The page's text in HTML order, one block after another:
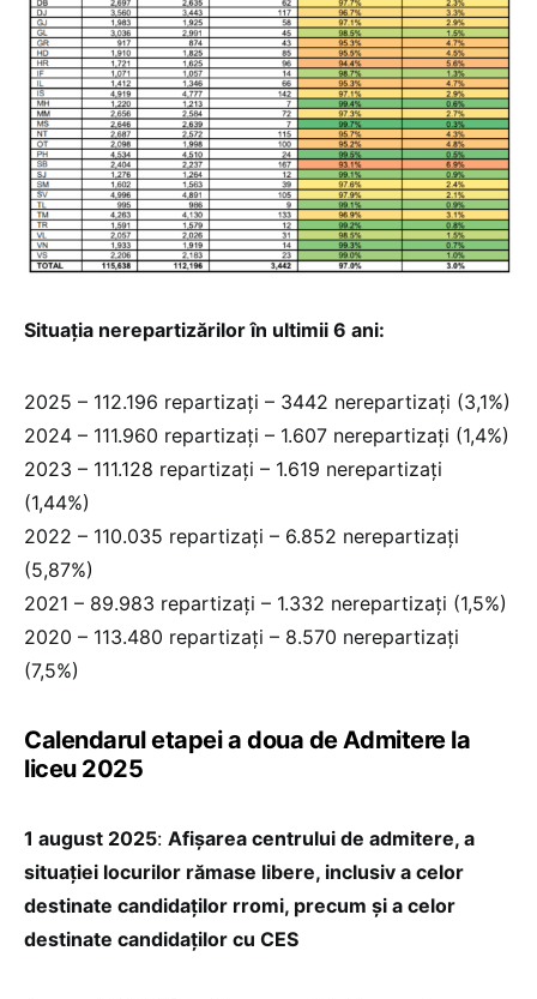
Situația nerepartizărilor în ultimii 6 ani:
2025 – 112.196 repartizați – 3442 nerepartizați (3,1%)
2024 – 111.960 repartizați – 1.607 nerepartizați (1,4%)
2023 – 111.128 repartizați – 1.619 nerepartizați
(1,44%)
2022 – 110.035 repartizați – 6.852 nerepartizați
(5,87%)
2021 – 89.983 repartizați – 1.332 nerepartizați (1,5%)
2020 – 113.480 repartizați – 8.570 nerepartizați
(7,5%)
Calendarul etapei a doua de Admitere la
liceu 2025
1 august 2025: Afișarea centrului de admitere, a
situației locurilor rămase libere, inclusiv a celor
destinate candidaților rromi, precum și a celor
destinate candidaților cu CES